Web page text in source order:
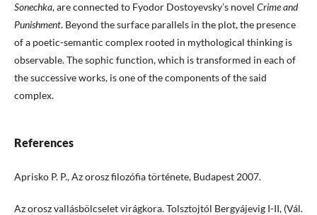
Sonechka, are connected to Fyodor Dostoyevsky’s novel Crime and
Punishment. Beyond the surface parallels in the plot, the presence
of a poetic-semantic complex rooted in mythological thinking is
observable. The sophic function, which is transformed in each of
the successive works, is one of the components of the said
complex.
References
Aprisko P. P., Az orosz filozófia története, Budapest 2007.
Az orosz vallásbölcselet virágkora. Tolsztojtól Bergyájevig I-II, (Vál.